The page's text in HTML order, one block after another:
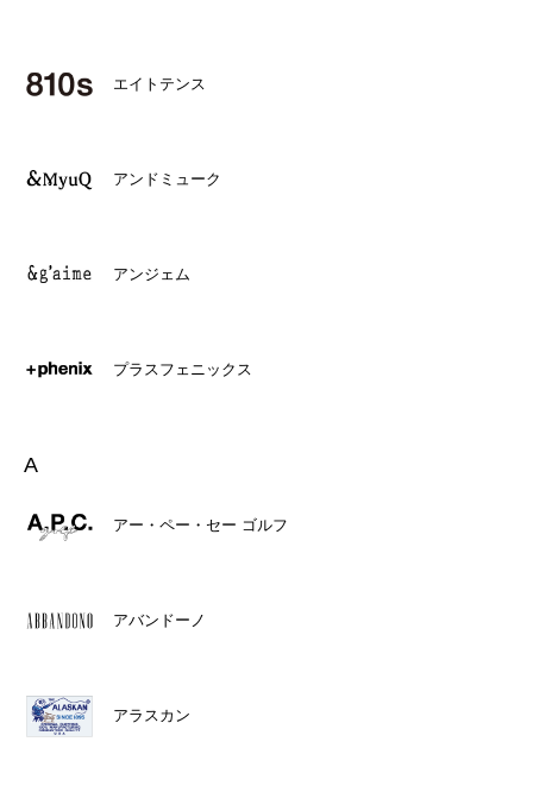
エイトテンス
アンドミューク
アンジェム
プラスフェニックス
A
アー・ペー・セー ゴルフ
アバンドーノ
アラスカン